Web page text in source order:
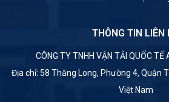
THÔNG TIN LIÊN
CÔNG TY TNHH VẬN TẢI QUỐC TẾ
Địa chỉ: 58 Thăng Long, Phường 4, Quận
Việt Nam